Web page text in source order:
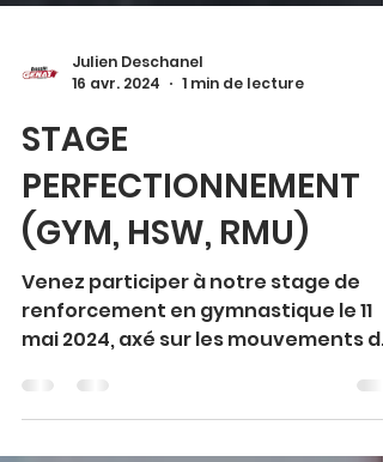
Julien Deschanel
STAGE
PERFECTIONNEMENT
(GYM, HSW, RMU)
Venez participer à notre stage de
renforcement en gymnastique le 11
mai 2024, axé sur les mouvements de